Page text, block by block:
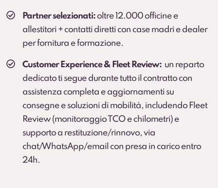
Partner selezionati: oltre 12.000 officine e
allestitori + contatti diretti con case madri e dealer
per fornitura e formazione.
Customer Experience & Fleet Review: un reparto
dedicato ti segue durante tutto il contratto con
assistenza completa e aggiornamenti su
consegne e soluzioni di mobilità, includendo Fleet
Review (monitoraggio TCO e chilometri) e
supporto a restituzione/rinnovo, via
chat/WhatsApp/email con presa in carico entro
24h.